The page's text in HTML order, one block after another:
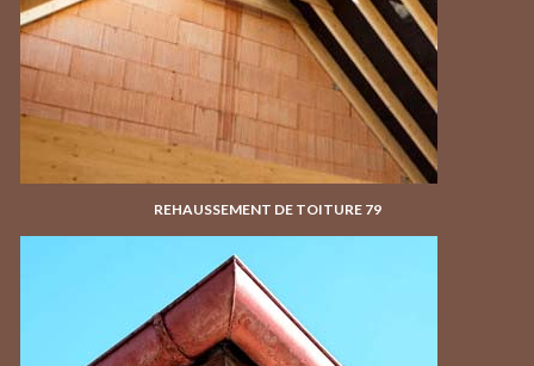
REHAUSSEMENT DE TOITURE 79